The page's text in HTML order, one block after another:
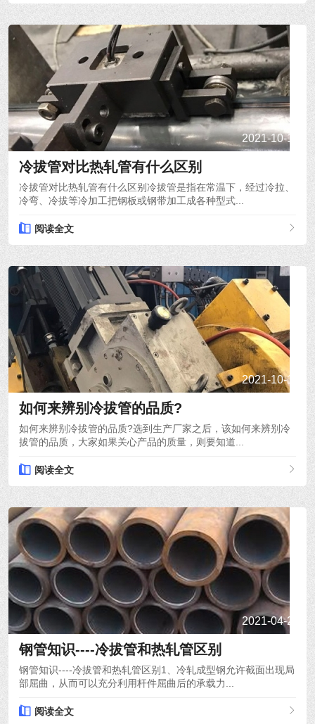
2021-10-15
冷拔管对比热轧管有什么区别
冷拔管对比热轧管有什么区别冷拔管是指在常温下，经过冷拉、
冷弯、冷拔等冷加工把钢板或钢带加工成各种型式...
阅读全文
2021-10-14
如何来辨别冷拔管的品质?
如何来辨别冷拔管的品质?选到生产厂家之后，该如何来辨别冷
拔管的品质，大家如果关心产品的质量，则要知道...
阅读全文
2021-04-24
钢管知识----冷拔管和热轧管区别
钢管知识----冷拔管和热轧管区别1、冷轧成型钢允许截面出现局
部屈曲，从而可以充分利用杆件屈曲后的承载力...
阅读全文